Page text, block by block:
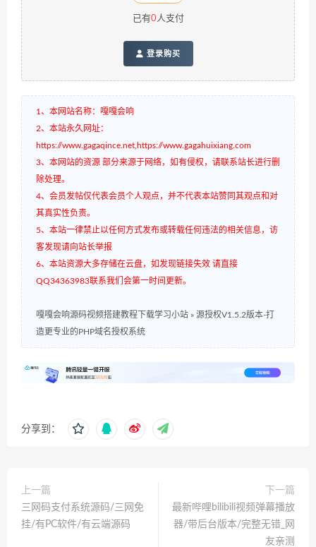
已有0人支付
登录购买
1、本网站名称：嘎嘎会响
2、本站永久网址：
https://www.gagaqince.net,https://www.gagahuixiang.com
3、本网站的资源 部分来源于网络，如有侵权，请联系站长进行删
除处理。
4、会员发帖仅代表会员个人观点，并不代表本站赞同其观点和对
其真实性负责。
5、本站一律禁止以任何方式发布或转载任何违法的相关信息，访
客发现请向站长举报
6、本站资源大多存储在云盘，如发现链接失效 请直接
QQ34363983联系我们会第一时间更新。
嘎嘎会响源码视频搭建教程下载学习小站 » 源授权V1.5.2版本-打
造更专业的PHP域名授权系统
分享到：
上一篇
三网码支付系统源码/三网免
挂/有PC软件/有云端源码
下一篇
最新哔哩bilibili视频弹幕播放
器/带后台版本/完整无错_网
友亲测